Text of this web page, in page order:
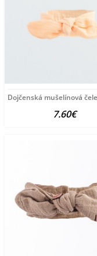
Dojčenská mušelínová
7.60€